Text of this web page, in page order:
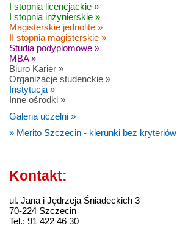
I stopnia licencjackie »
I stopnia inżynierskie »
Magisterskie jednolite »
II stopnia magisterskie »
Studia podyplomowe »
MBA »
Biuro Karier »
Organizacje studenckie »
Instytucja »
Inne ośrodki »
Galeria uczelni »
» Merito Szczecin - kierunki bez kryteriów
Kontakt:
ul. Jana i Jędrzeja Śniadeckich 3
70-224 Szczecin
Tel.: 91 422 46 30